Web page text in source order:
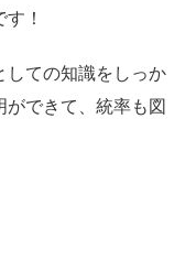
！
しての知識をしっか
ができて、統率も図